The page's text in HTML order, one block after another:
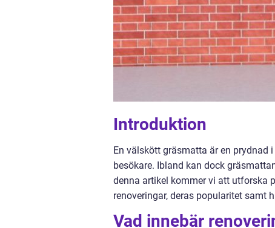
Introduktion
En välskött gräsmatta är en prydnad
besökare. Ibland kan dock
denna artikel kommer vi att utforska
renoveringar, deras popularitet samt
Vad innebär